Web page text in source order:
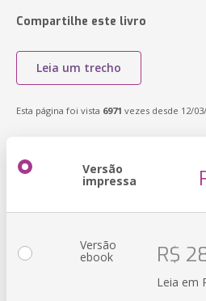
Compartilhe este livro
Leia um trecho
Esta página foi vista 6971 vezes desde 12/
Versão
impressa
Versão
ebook R$
Leia em